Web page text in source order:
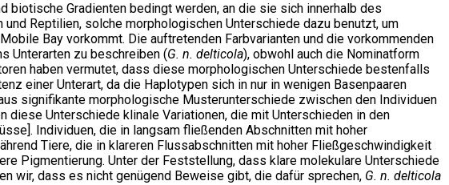
Gradienten bedingt werden, an die sie sich innerhalb des
Reptilien, solche morphologischen Unterschiede dazu benutzt, um
Bay vorkommt. Die auftretenden Farbvarianten und die vorkommenden
Unterarten zu beschreiben (G. n. delticola), obwohl auch die Nominatform
haben vermutet, dass diese morphologischen Unterschiede bestenfalls
einer Unterart, da die Haplotypen sich in nur in wenigen Basenpaaren
signifikante morphologische Musterunterschiede zwischen den Individuen
diese Unterschiede klinale Variationen, die mit Unterschieden in den
Individuen, die in langsam fließenden Abschnitten mit hoher
Tiere, die in klareren Flussabschnitten mit hoher Fließgeschwindigkeit
Pigmentierung. Unter der Feststellung, dass klare molekulare Unterschiede
wir, dass es nicht genügend Beweise gibt, die dafür sprechen, G. n. delticola